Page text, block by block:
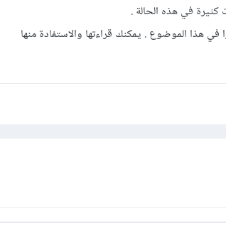
في هذه الحالة .
في هذا الموضوع . يمكنك قراءتها والاستفادة منها